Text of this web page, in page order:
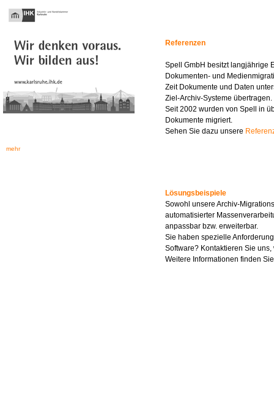
mehr
Referenzen
Spell GmbH besitzt langjährige
Dokumenten- und
Zeit Dokumente und Daten
Ziel-Archiv-Systeme übertragen.
Seit 2002 wurden von Spell in
Dokumente migriert.
Sehen Sie dazu unsere
Lösungsbeispiele
Sowohl unsere Archiv-
automatisierter
anpassbar bzw. erweiterbar.
Sie haben spezielle
Software? Kontaktieren Sie
Weitere Informationen finden